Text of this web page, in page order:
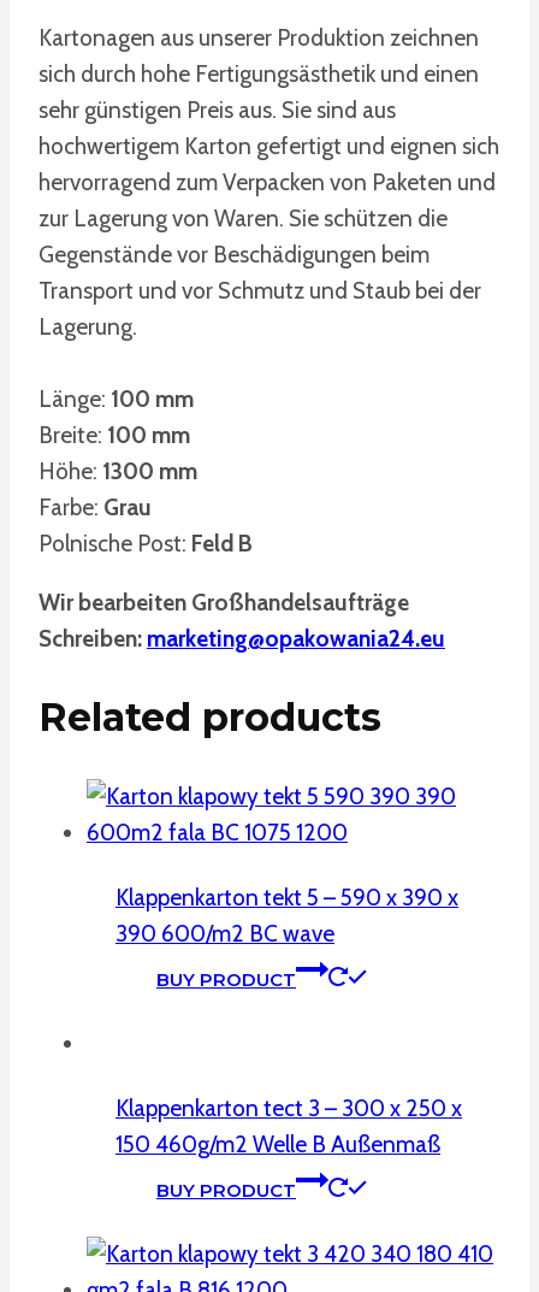
Kartonagen aus unserer Produktion zeichnen
sich durch hohe Fertigungsästhetik und einen
sehr günstigen Preis aus. Sie sind aus
hochwertigem Karton gefertigt und eignen sich
hervorragend zum Verpacken von Paketen und
zur Lagerung von Waren. Sie schützen die
Gegenstände vor Beschädigungen beim
Transport und vor Schmutz und Staub bei der
Lagerung.
Länge: 100 mm
Breite: 100 mm
Höhe: 1300 mm
Farbe: Grau
Polnische Post: Feld B
Wir bearbeiten Großhandelsaufträge
Schreiben: marketing@opakowania24.eu
Related products
Klappenkarton tekt 5 – 590 x 390 x
390 600/m2 BC wave
BUY PRODUCT
Klappenkarton tect 3 – 300 x 250 x
150 460g/m2 Welle B Außenmaß
BUY PRODUCT